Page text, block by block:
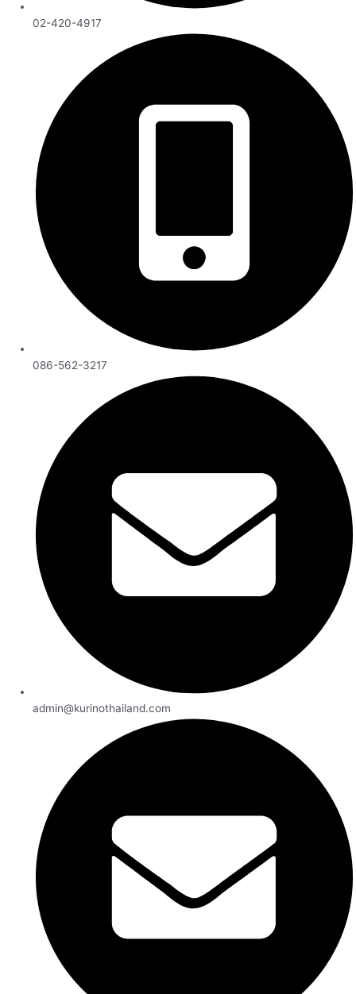
02-420-4917
086-562-3217
admin@kurinothailand.com